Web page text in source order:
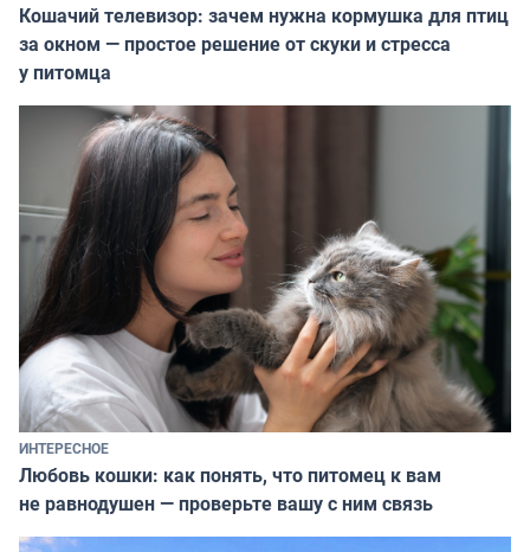
Кошачий телевизор: зачем нужна кормушка для птиц
за окном — простое решение от скуки и стресса
у питомца
ИНТЕРЕСНОЕ
Любовь кошки: как понять, что питомец к вам
не равнодушен — проверьте вашу с ним связь